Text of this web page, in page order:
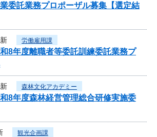
委託業務プロポーザル募集【選定結
労働雇用課
和8年度離職者等委託訓練委託業務プ
森林文化アカデミー
和8年度森林経営管理総合研修実施委
観光企画課